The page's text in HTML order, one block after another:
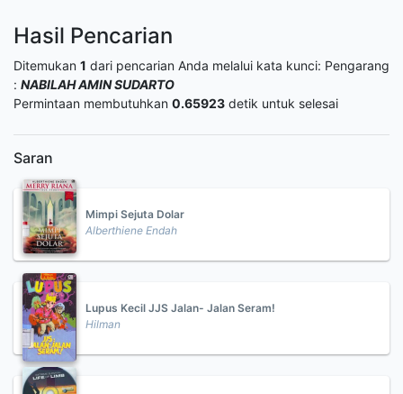
Hasil Pencarian
Ditemukan 1 dari pencarian Anda melalui kata kunci: Pengarang
: NABILAH AMIN SUDARTO
Permintaan membutuhkan 0.65923 detik untuk selesai
Saran
Mimpi Sejuta Dolar
Alberthiene Endah
Lupus Kecil JJS Jalan- Jalan Seram!
Hilman